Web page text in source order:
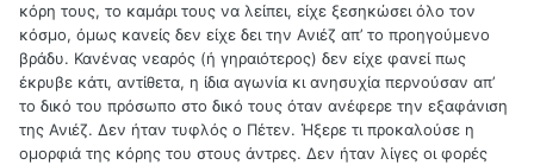
κόρη τους, το καμάρι τους να λείπει, είχε ξεσηκώσει όλο τον
κόσμο, όμως κανείς δεν είχε δει την Ανιέζ απ’ το προηγούμενο
βράδυ. Κανένας νεαρός (ή γηραιότερος) δεν είχε φανεί πως
έκρυβε κάτι, αντίθετα, η ίδια αγωνία κι ανησυχία περνούσαν απ’
το δικό του πρόσωπο στο δικό τους όταν ανέφερε την εξαφάνιση
της Ανιέζ. Δεν ήταν τυφλός ο Πέτεν. Ήξερε τι προκαλούσε η
ομορφιά της κόρης του στους άντρες. Δεν ήταν λίγες οι φορές